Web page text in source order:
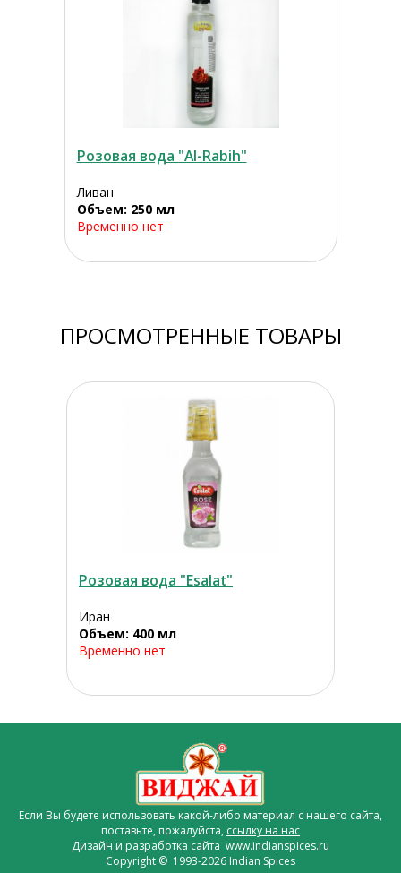
Розовая вода "Al-Rabih"
Ливан
Объем: 250 мл
Временно нет
ПРОСМОТРЕННЫЕ ТОВАРЫ
Розовая вода "Esalat"
Иран
Объем: 400 мл
Временно нет
Если Вы будете использовать какой-либо материал с нашего сайта,
поставьте, пожалуйста, ссылку на нас
Дизайн и разработка сайта www.indianspices.ru
Copyright © 1993-2026 Indian Spices